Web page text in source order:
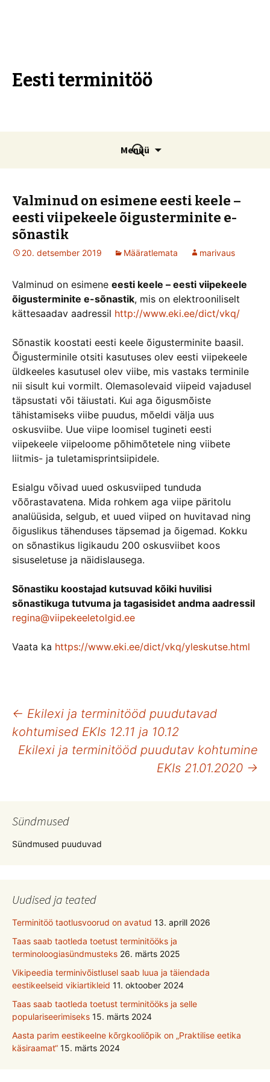
Eesti terminitöö
Menüü
juurde
Otsi:
Valminud on esimene eesti keele –
eesti viipekeele õigusterminite e-
sõnastik
20. detsember 2019 Määratlemata marivaus
Valminud on esimene eesti keele – eesti viipekeele
õigusterminite e-sõnastik, mis on elektrooniliselt
kättesaadav aadressil http://www.eki.ee/dict/vkq/
Sõnastik koostati eesti keele õigusterminite baasil.
Õigusterminile otsiti kasutuses olev eesti viipekeele
üldkeeles kasutusel olev viibe, mis vastaks terminile
nii sisult kui vormilt. Olemasolevaid viipeid vajadusel
täpsustati või täiustati. Kui aga õigusmõiste
tähistamiseks viibe puudus, mõeldi välja uus
oskusviibe. Uue viipe loomisel tugineti eesti
viipekeele viipeloome põhimõtetele ning viibete
liitmis- ja tuletamisprintsiipidele.
Esialgu võivad uued oskusviiped tunduda
võõrastavatena. Mida rohkem aga viipe päritolu
analüüsida, selgub, et uued viiped on huvitavad ning
õiguslikus tähenduses täpsemad ja õigemad. Kokku
on sõnastikus ligikaudu 200 oskusviibet koos
sisuseletuse ja näidislausega.
Sõnastiku koostajad kutsuvad kõiki huvilisi
sõnastikuga tutvuma ja tagasisidet andma aadressil
regina@viipekeeletolgid.ee
Vaata ka https://www.eki.ee/dict/vkq/yleskutse.html
Postituste
töölaud
← Ekilexi ja terminitööd puudutavad
kohtumised EKIs 12.11 ja 10.12
Ekilexi ja terminitööd puudutav kohtumine
EKIs 21.01.2020 →
Sündmused
Sündmused puuduvad
Uudised ja teated
Terminitöö taotlusvoorud on avatud 13. aprill 2026
Taas saab taotleda toetust terminitööks ja
terminoloogiasündmusteks 26. märts 2025
Vikipeedia terminivõistlusel saab luua ja täiendada
eestikeelseid vikiartikleid 11. oktoober 2024
Taas saab taotleda toetust terminitööks ja selle
populariseerimiseks 15. märts 2024
Aasta parim eestikeelne kõrgkooliõpik on „Praktilise eetika
käsiraamat“ 15. märts 2024